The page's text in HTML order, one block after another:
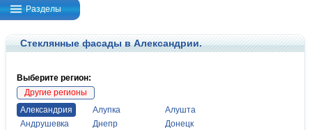
Разделы
Стеклянные фасады в Александрии.
Выберите регион:
Другие регионы
Александрия
Алупка
Алушта
Андрушевка
Днепр
Донецк